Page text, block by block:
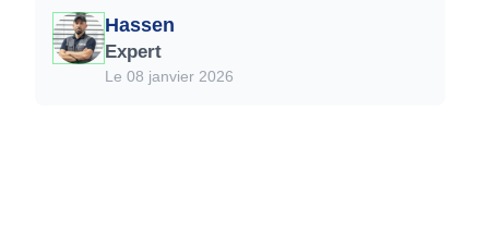
Hassen
Expert
Le 08 janvier 2026